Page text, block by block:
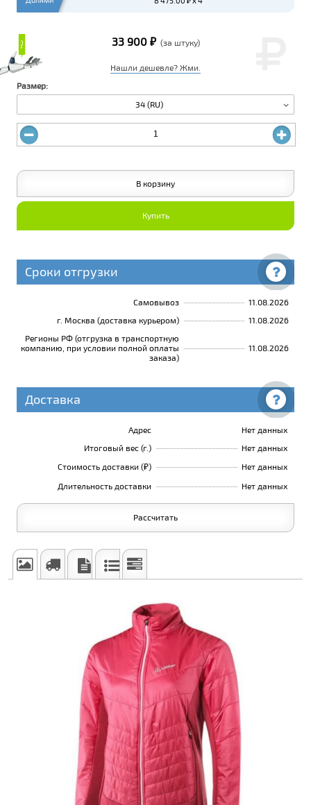
₽₽ 33 900 ₽ (за штуку)
Нашли дешевле? Жми.
Размер:
34 (RU)
В корзину
Купить
Сроки отгрузки
Самовывоз
11.08.2026
г. Москва (доставка курьером)
11.08.2026
Регионы РФ (отгрузка в транспортную
компанию, при условии полной оплаты
заказа)
11.08.2026
Доставка
Адрес
Нет данных
Итоговый вес (г.)
Нет данных
Стоимость доставки (₽)
Нет данных
Длительность доставки
Нет данных
Рассчитать